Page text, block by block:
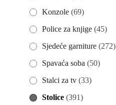
Konzole (69)
Police za knjige (45)
Sjedeće garniture (272)
Spavaća soba (50)
Stalci za tv (33)
Stolice (391)